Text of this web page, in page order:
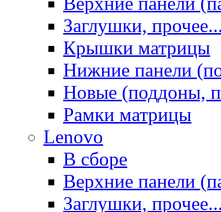
Заглушки,
Крышки матрицы
Нижние панели
Новые (поддоны,
Рамки матрицы
Lenovo
В сборе
Верхние панели
Заглушки,